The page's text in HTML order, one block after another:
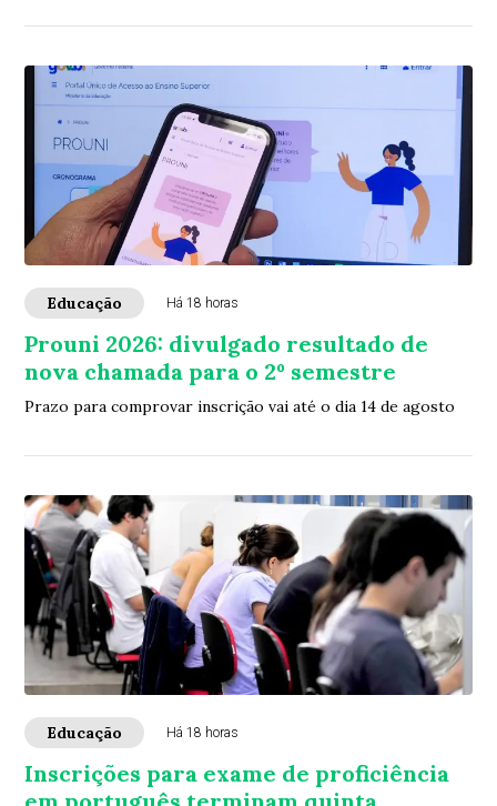
Educação Há 18 horas
Prouni 2026: divulgado resultado de
nova chamada para o 2º semestre
Prazo para comprovar inscrição vai até o dia 14 de agosto
Educação Há 18 horas
Inscrições para exame de proficiência